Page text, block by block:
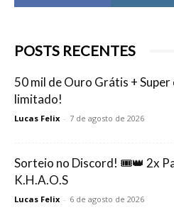
POSTS RECENTES
50 mil de Ouro Grátis +
limitado!
Lucas Felix - 7 de agosto de 2026
Sorteio no Discord! 🎟️👑 2x
K.H.A.O.S
Lucas Felix - 6 de agosto de 2026